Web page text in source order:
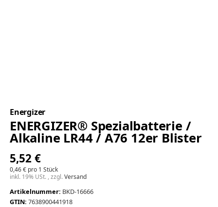
Energizer
ENERGIZER® Spezialbatterie /
Alkaline LR44 / A76 12er Blister
5,52 €
0,46 € pro 1 Stück
inkl. 19% USt. , zzgl.Versand
Artikelnummer: BKD-16666
GTIN: 7638900441918